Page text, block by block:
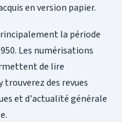
en version papier.
la période
Les numérisations
de lire
des revues
et d'actualité générale